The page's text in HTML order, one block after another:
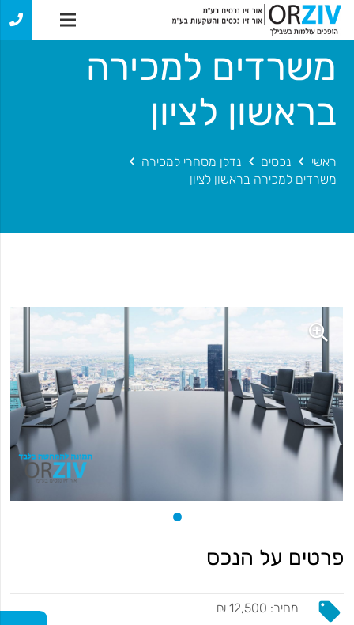
משרדים למכירה
בראשון לציון
ראשי נכסים
נדלן מסחרי למכירה
משרדים למכירה בראשון לציון
פרטים על הנכס
local_offer מחיר: 12,500 ₪